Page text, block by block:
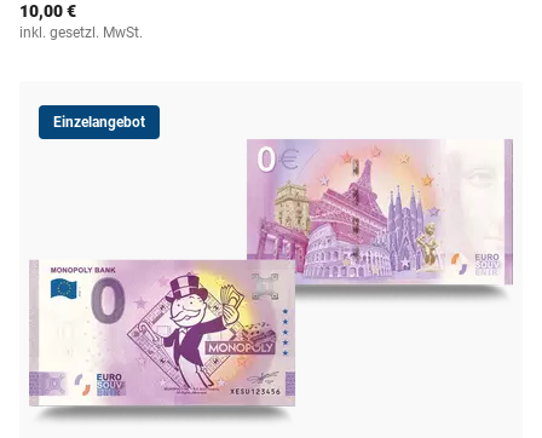
10,00 €
inkl. gesetzl. MwSt.
Einzelangebot